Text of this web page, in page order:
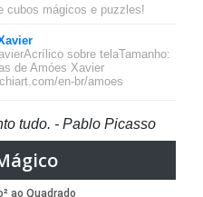
cubos mágicos e puzzles!
sobre telaTamanho:
de Amóes Xavier
en-br/amoes
tudo. - Pablo Picasso